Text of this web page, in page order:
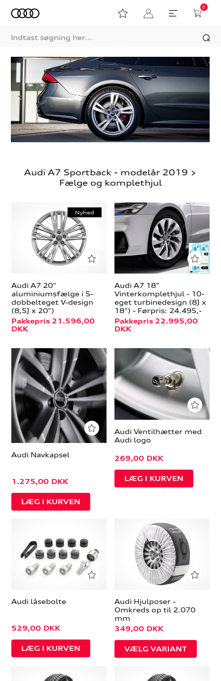
0
Audi A7 Sportback - modelår 2019 >
Fælge og komplethjul
Nyhed
Audi A7 20"
aluminiumsfælge i 5-
dobbelteget V-design
(8,5J x 20")
Pakkepris 21.596,00
DKK
Audi A7 18"
Vinterkomplethjul - 10-
eget turbinedesign (8J x
18") - Førpris: 24.495,-
Pakkepris 22.995,00
DKK
Audi Navkapsel
1.275,00 DKK
Audi Ventilhætter med
Audi logo
269,00 DKK
Audi låsebolte
529,00 DKK
Audi Hjulposer -
Omkreds op til 2.070
mm
349,00 DKK
VÆLG VARIANT